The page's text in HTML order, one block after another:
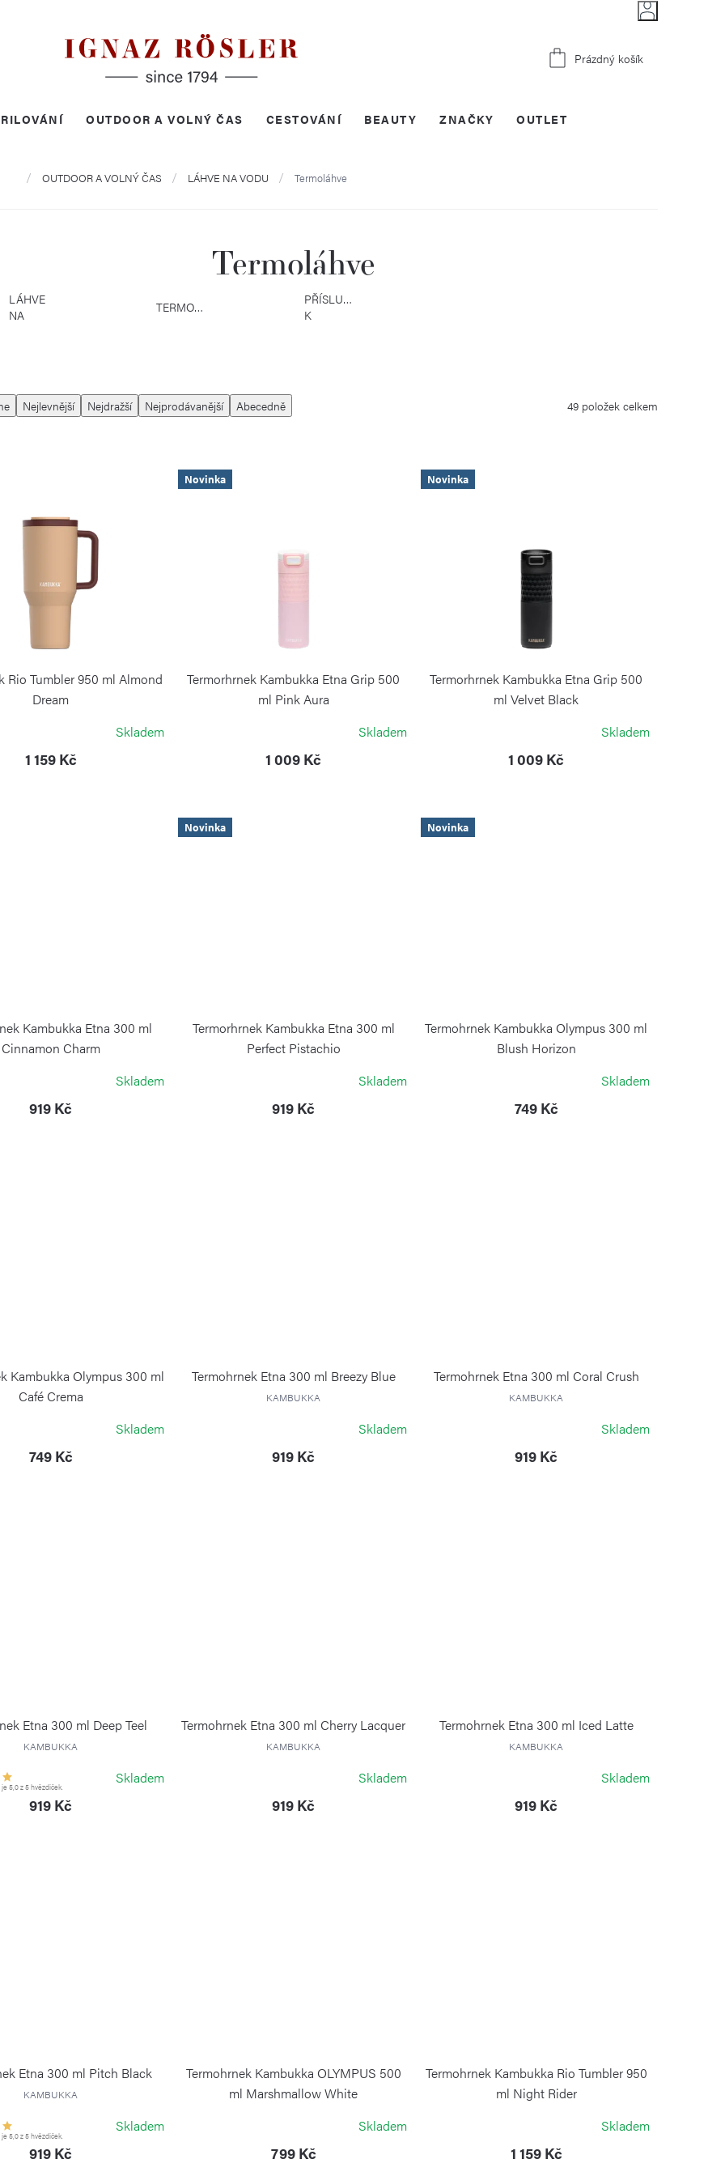
Nákupní
Prázdný košík
OUTDOOR A VOLNÝ ČAS CESTOVÁNÍ BEAUTY OUTLET
ZNAČKY
DomůOUTDOOR A VOLNÝ ČAS LÁHVE NA VODU Termoláhve
Termoláhve
LÁHVE
NA
TERMOHRNKY
PŘÍSLUŠENSTVÍ
K
Nejlevnější Nejdražší Nejprodávanější Abecedně 49 položek celkem
Rio Tumbler 950 ml Almond
Dream
Skladem
1 159 Kč
Novinka
Termorhrnek Kambukka Etna Grip 500
ml Pink Aura
Skladem
1 009 Kč
Novinka
Termorhrnek Kambukka Etna Grip 500
ml Velvet Black
Skladem
1 009 Kč
Kambukka Etna 300 ml
Cinnamon Charm
Skladem
919 Kč
Novinka
Termorhrnek Kambukka Etna 300 ml
Perfect Pistachio
Skladem
919 Kč
Novinka
Termohrnek Kambukka Olympus 300 ml
Blush Horizon
Skladem
749 Kč
Kambukka Olympus 300 ml
Café Crema
Skladem
749 Kč
Termohrnek Etna 300 ml Breezy Blue
KAMBUKKA
Skladem
919 Kč
Termohrnek Etna 300 ml Coral Crush
KAMBUKKA
Skladem
919 Kč
Etna 300 ml Deep Teel
KAMBUKKA
5,0 z 5 hvězdiček.
Skladem
919 Kč
Termohrnek Etna 300 ml Cherry Lacquer
KAMBUKKA
Skladem
919 Kč
Termohrnek Etna 300 ml Iced Latte
KAMBUKKA
Skladem
919 Kč
Etna 300 ml Pitch Black
KAMBUKKA
5,0 z 5 hvězdiček.
Skladem
919 Kč
Termohrnek Kambukka OLYMPUS 500
ml Marshmallow White
Skladem
799 Kč
Termohrnek Kambukka Rio Tumbler 950
ml Night Rider
Skladem
1 159 Kč